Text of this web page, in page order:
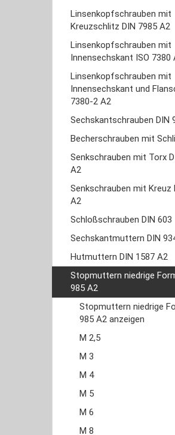
Linsenkopfschrauben mit
Kreuzschlitz DIN 7985 A2
Linsenkopfschrauben mit
Innensechskant ISO 7380
Linsenkopfschrauben mit
Innensechskant und
7380-2 A2
Sechskantschrauben DIN
Becherschrauben mit
Senkschrauben mit Torx
A2
Senkschrauben mit Kreuz
A2
Schloßschrauben DIN 603
Sechskantmuttern DIN
Hutmuttern DIN 1587 A2
Stopmuttern niedrige
985 A2
Stopmuttern niedrige
985 A2 anzeigen
M 2,5
M 3
M 4
M 5
M 6
M 8